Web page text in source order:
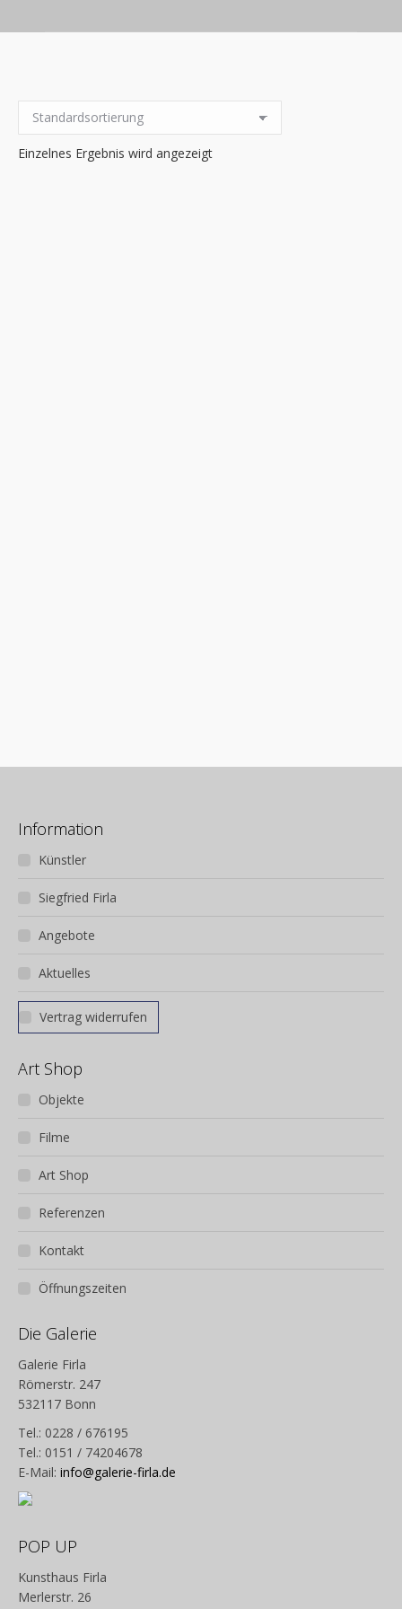
Einzelnes Ergebnis wird angezeigt
Information
Künstler
Siegfried Firla
Angebote
Aktuelles
Vertrag widerrufen
Art Shop
Objekte
Filme
Art Shop
Referenzen
Kontakt
Öffnungszeiten
Die Galerie
Galerie Firla
Römerstr. 247
532117 Bonn
Tel.: 0228 / 676195
Tel.: 0151 / 74204678
E-Mail: info@galerie-firla.de
POP UP
Kunsthaus Firla
Merlerstr. 26